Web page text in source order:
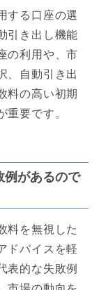
する口座の選
引き出し機能
の利用や、市
、自動引き出
料の高い初期
重要です。
例があるので
料を無視した
ドバイスを軽
表的な失敗例